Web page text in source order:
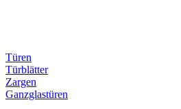
Türen
Türblätter
Zargen
Ganzglastüren